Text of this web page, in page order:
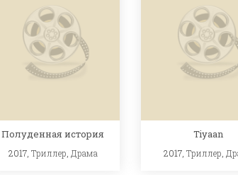
Полуденная история
2017, Триллер Драма
Tiyaan
2017, Триллер